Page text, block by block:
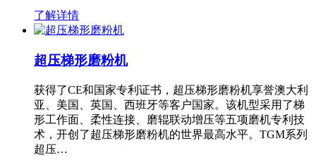
了解详情
超压梯形磨粉机
获得了CE和国家专利证书，超压梯形磨粉机享誉澳大利
亚、美国、英国、西班牙等客户国家。该机型采用了梯
形工作面、柔性连接、磨辊联动增压等五项磨机专利技
术，开创了超压梯形磨粉机的世界最高水平。TGM系列
超压…